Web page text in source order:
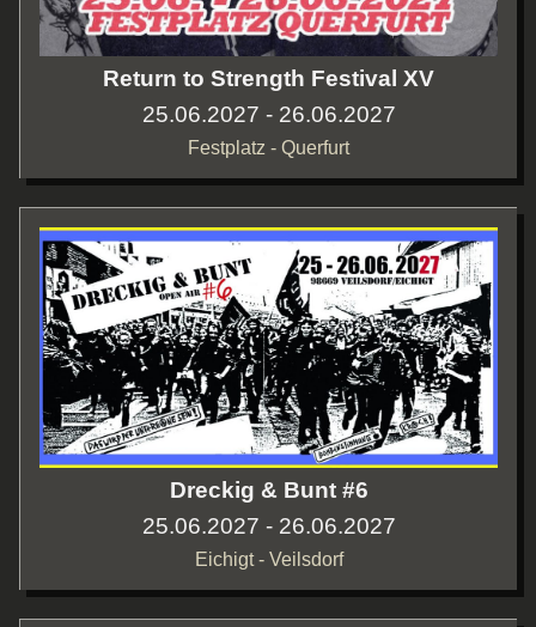
Return to Strength Festival XV
25.06.2027 - 26.06.2027
Festplatz - Querfurt
Dreckig & Bunt #6
25.06.2027 - 26.06.2027
Eichigt - Veilsdorf